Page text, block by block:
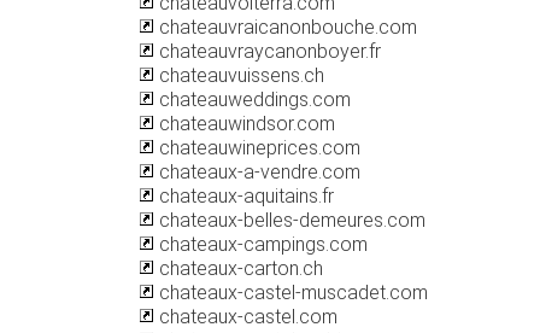
chateauvraicanonbouche.com
chateauvraycanonboyer.fr
chateauvuissens.ch
chateauweddings.com
chateauwindsor.com
chateauwineprices.com
chateaux-a-vendre.com
chateaux-aquitains.fr
chateaux-belles-demeures.com
chateaux-campings.com
chateaux-carton.ch
chateaux-castel-muscadet.com
chateaux-castel.com